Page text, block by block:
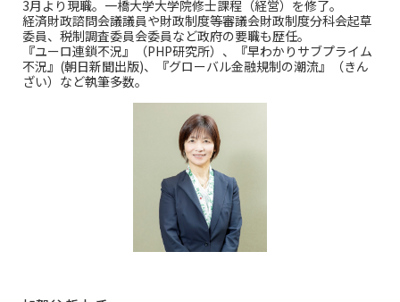
3月より現職。一橋大学大学院修士課程（経営）を修了。
経済財政諮問会議議員や財政制度等審議会財政制度分科会起草
委員、税制調査委員会委員など政府の要職も歴任。
『ユーロ連鎖不況』（PHP研究所）、『早わかりサブプライム
不況』(朝日新聞出版)、『グローバル金融規制の潮流』（きん
ざい）など執筆多数。